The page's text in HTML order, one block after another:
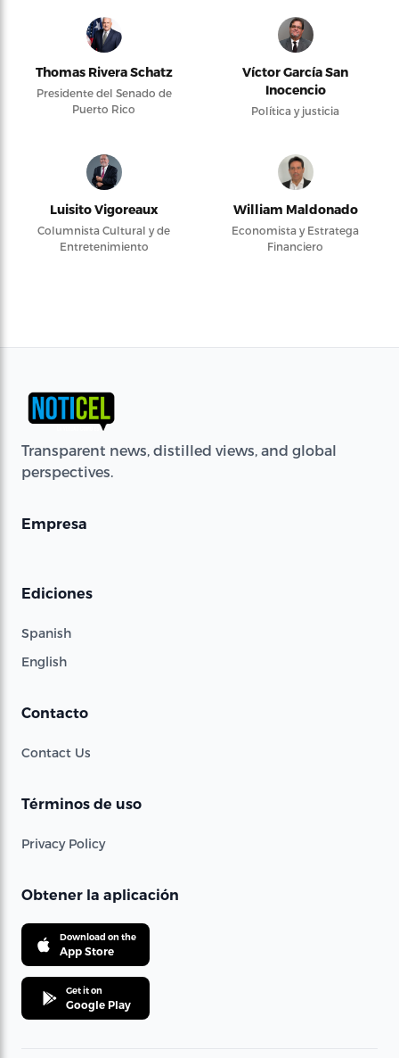
Thomas Rivera Schatz
Presidente del Senado de
Puerto Rico
Víctor García San
Inocencio
Política y justicia
Luisito Vigoreaux
Columnista Cultural y de
Entretenimiento
William Maldonado
Economista y Estratega
Financiero
Transparent news, distilled views, and global
perspectives.
Empresa
Ediciones
Spanish
English
Contacto
Contact Us
Términos de uso
Privacy Policy
Obtener la aplicación
Download on the
App Store
Get it on
Google Play